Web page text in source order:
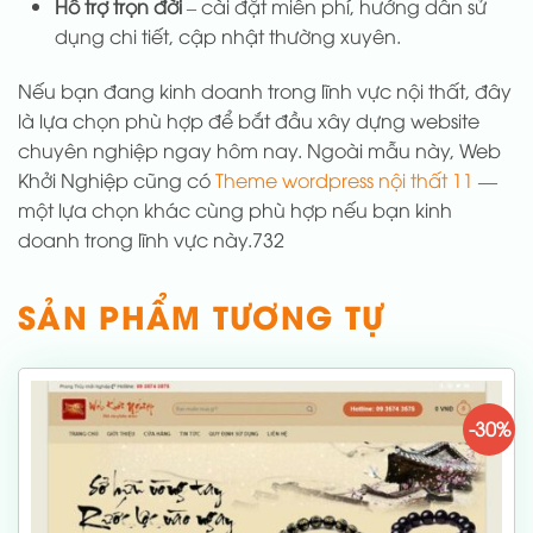
Hỗ trợ trọn đời– cài đặt miễn phí, hướng dẫn sử
dụng chi tiết, cập nhật thường xuyên.
Nếu bạn đang kinh doanh trong lĩnh vực nội thất, đây
là lựa chọn phù hợp để bắt đầu xây dựng website
chuyên nghiệp ngay hôm nay. Ngoài mẫu này, Web
Khởi Nghiệp cũng cóTheme wordpress nội thất 11 —
một lựa chọn khác cùng phù hợp nếu bạn kinh
doanh trong lĩnh vực này.732
SẢN PHẨM TƯƠNG TỰ
-30%